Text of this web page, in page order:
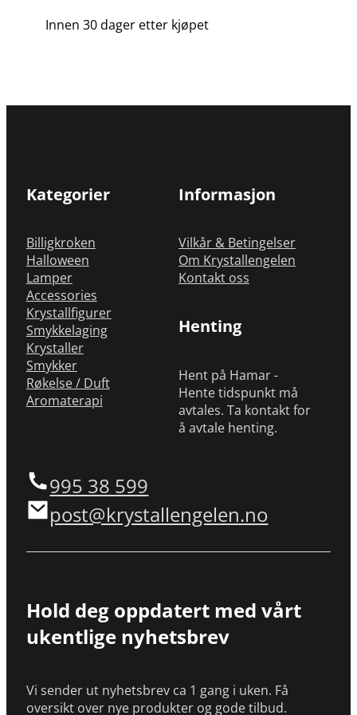
Innen 30 dager etter kjøpet
Kategorier
Billigkroken
Halloween
Lamper
Accessories
Krystallfigurer
Smykkelaging
Krystaller
Smykker
Røkelse / Duft
Aromaterapi
Informasjon
Vilkår & Betingelser
Om Krystallengelen
Kontakt oss
Henting
Hent på Hamar -
Hente tidspunkt må
avtales. Ta kontakt for
å avtale henting.
995 38 599
post@krystallengelen.no
Hold deg oppdatert med vårt
ukentlige nyhetsbrev
Vi sender ut nyhetsbrev ca 1 gang i uken. Få
oversikt over nye produkter og gode tilbud.